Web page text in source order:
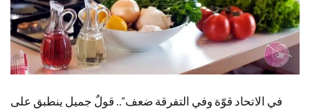
في الاتحاد قوّة وفي التفرقة ضعف”.. قولٌ جميل ينطبق على